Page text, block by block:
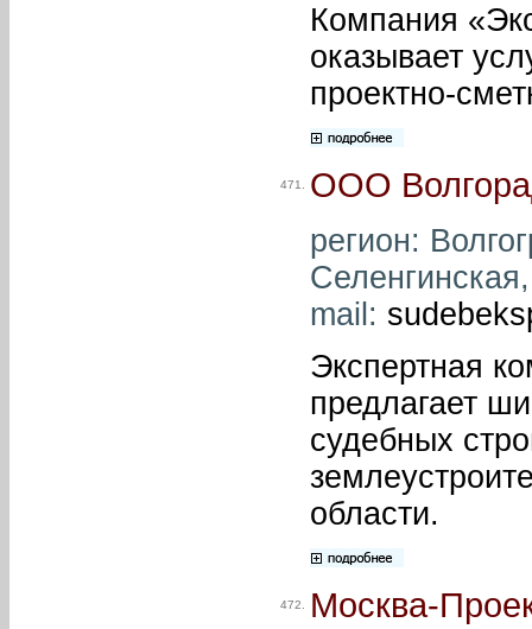
Компания
оказывает
проектно-
471. ООО
регион:
mail:
Экспертная
предлагает
судебных
области.
472. Москва-